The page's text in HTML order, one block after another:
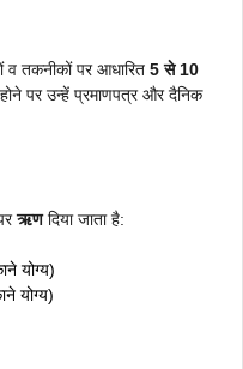
व तकनीकों पर आधारित 5 से 10
पर उन्हें प्रमाणपत्र और दैनिक
ऋणदिया जाता है:
योग्य)
योग्य)